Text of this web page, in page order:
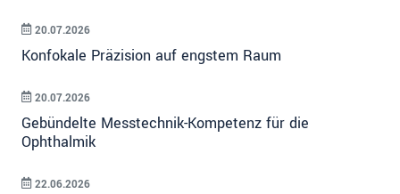
Konfokale Präzision auf engstem Raum
20.07.2026
Gebündelte Messtechnik-Kompetenz für die
Ophthalmik
20.07.2026
22.06.2026